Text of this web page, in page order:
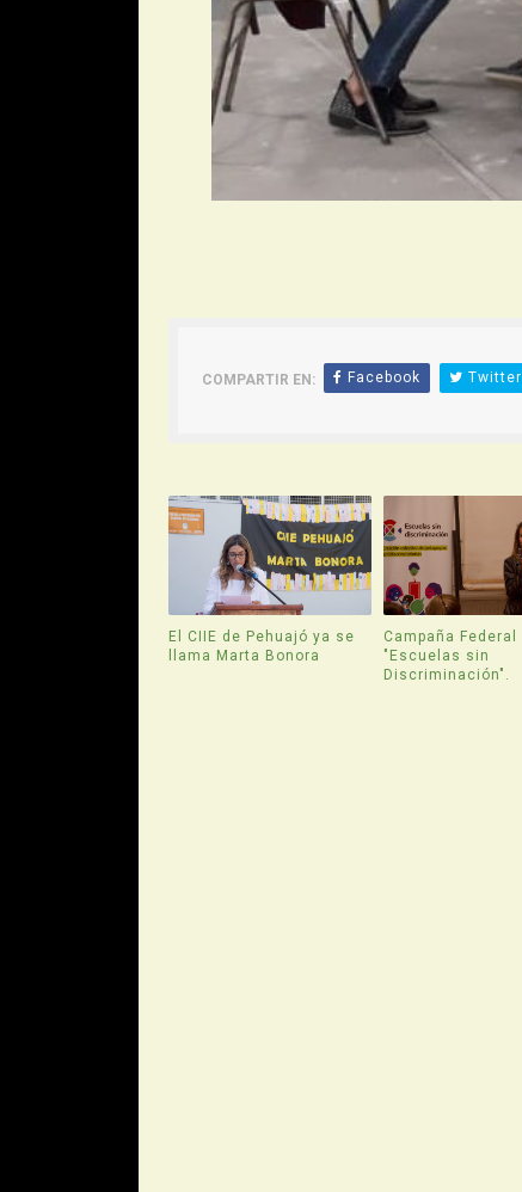
COMPARTIR EN: Facebook Twitter
El CIIE de Pehuajó ya se
llama Marta Bonora
Campaña Federal
"Escuelas sin
Discriminación".